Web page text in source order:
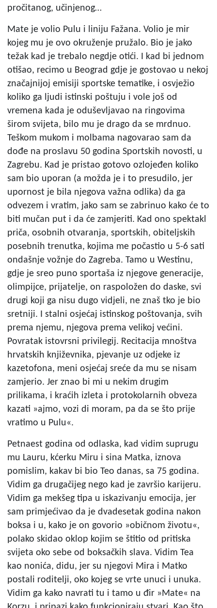
pročitanog, učinjenog…
Mate je volio Pulu i liniju Fažana. Volio je mir
kojeg mu je ovo okruženje pružalo. Bio je jako
težak kad je trebalo negdje otići. I kad bi jednom
otišao, recimo u Beograd gdje je gostovao u nekoj
značajnijoj emisiji sportske tematike, i osvježio
koliko ga ljudi istinski poštuju i vole još od
vremena kada je oduševljavao na ringovima
širom svijeta, bilo mu je drago da se mrdnuo.
Teškom mukom i molbama nagovarao sam da
dođe na proslavu 50 godina Sportskih novosti, u
Zagrebu. Kad je pristao gotovo ozlojeđen koliko
sam bio uporan (a možda je i to presudilo, jer
upornost je bila njegova važna odlika) da ga
odvezem i vratim, jako sam se zabrinuo kako će to
biti mučan put i da će zamjeriti. Kad ono spektakl
priča, osobnih otvaranja, sportskih, obiteljskih
posebnih trenutka, kojima me počastio u 5-6 sati
ondašnje vožnje do Zagreba. Tamo u Westinu,
gdje je sreo puno sportaša iz njegove generacije,
olimpijce, prijatelje, on raspoložen do daske, svi
drugi koji ga nisu dugo vidjeli, ne znaš tko je bio
sretniji. I stalni osjećaj istinskog poštovanja, svih
prema njemu, njegova prema velikoj većini.
Povratak istovrsni privilegij. Recitacija mnoštva
hrvatskih književnika, pjevanje uz odjeke iz
kazetofona, meni osjećaj sreće da mu se nisam
zamjerio. Jer znao bi mi u nekim drugim
prilikama, i kraćih izleta i protokolarnih obveza
kazati »ajmo, vozi di moram, pa da se što prije
vratimo u Pulu«.
Petnaest godina od odlaska, kad vidim suprugu
mu Lauru, kćerku Miru i sina Matka, iznova
pomislim, kakav bi bio Teo danas, sa 75 godina.
Vidim ga drugačijeg nego kad je završio karijeru.
Vidim ga mekšeg tipa u iskazivanju emocija, jer
sam primjećivao da je dvadesetak godina nakon
boksa i u, kako je on govorio »običnom životu«,
polako skidao oklop kojim se štitio od pritiska
svijeta oko sebe od boksačkih slava. Vidim Tea
kao nonića, didu, jer su njegovi Mira i Matko
postali roditelji, oko kojeg se vrte unuci i unuka.
Vidim ga kako navrati tu i tamo u đir »Mate« na